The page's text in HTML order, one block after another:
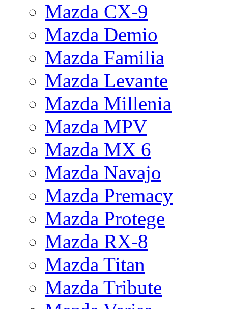
Mazda CX-9
Mazda Demio
Mazda Familia
Mazda Levante
Mazda Millenia
Mazda MPV
Mazda MX 6
Mazda Navajo
Mazda Premacy
Mazda Protege
Mazda RX-8
Mazda Titan
Mazda Tribute